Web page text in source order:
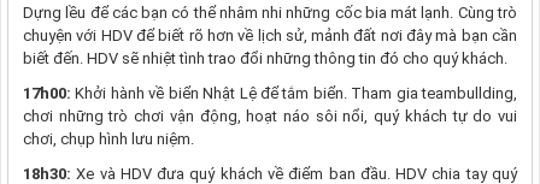
Dựng lều để các bạn có thể nhâm nhi những cốc bia mát lạnh. Cùng trò
chuyện với HDV để biết rõ hơn về lịch sử, mảnh đất nơi đây mà bạn cần
biết đến. HDV sẽ nhiệt tình trao đổi những thông tin đó cho quý khách.
17h00: Khởi hành về biển Nhật Lệ để tắm biển. Tham gia teambullding,
chơi những trò chơi vận động, hoạt náo sôi nổi, quý khách tự do vui
chơi, chụp hình lưu niệm.
18h30: Xe và HDV đưa quý khách về điểm ban đầu. HDV chia tay quý